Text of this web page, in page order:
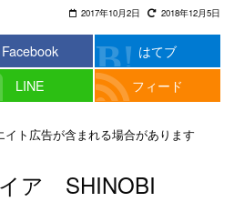
2017年10月2日 2018年12月5日
Facebook
はてブ
LINE フィード
ト広告が含まれる場合があります
イア SHINOBI